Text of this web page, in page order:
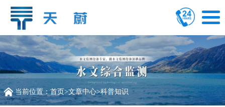
当前位置：首页>文章中心>科普知识